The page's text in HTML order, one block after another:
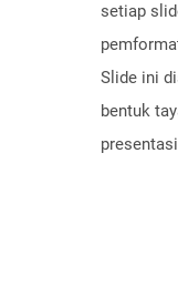
setiap
Slide ini
bentuk